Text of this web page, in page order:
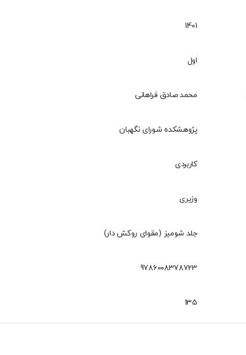
1401
اول
محمد صادق فراهانی
پژوهشکده شورای نگهبان
کاربردی
وزیری
جلد شومیز (مقوای روکش دار)
9786008378723
135